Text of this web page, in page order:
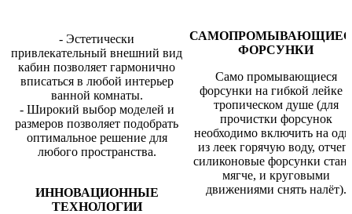
- Эстетически
привлекательный внешний вид
кабин позволяет гармонично
вписаться в любой интерьер
ванной комнаты.
- Широкий выбор моделей и
размеров позволяет подобрать
оптимальное решение для
любого пространства.
ИННОВАЦИОННЫЕ
ТЕХНОЛОГИИ
ФОРСУНКИ
Само промывающиеся
форсунки на гибкой лейке и
тропическом душе (для
прочистки форсунок
необходимо включить на
из леек горячую воду,
силиконовые форсунки
мягче, и круговыми
движениями снять налёт).